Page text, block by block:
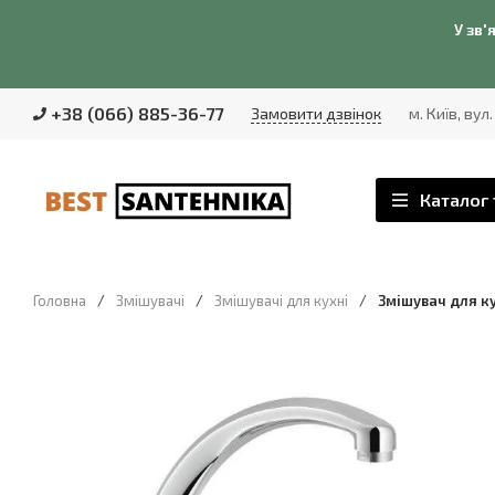
У
+38 (066) 885-36-77 Замовити дзвінок м. Київ,
Каталог
Головна / Змішувачі / Змішувачі для кухні / Змішувач для